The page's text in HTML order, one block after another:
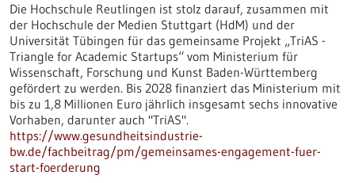
Die Hochschule Reutlingen ist stolz darauf, zusammen mit
der Hochschule der Medien Stuttgart (HdM) und der
Universität Tübingen für das gemeinsame Projekt „TriAS -
Triangle for Academic Startups“ vom Ministerium für
Wissenschaft, Forschung und Kunst Baden-Württemberg
gefördert zu werden. Bis 2028 finanziert das Ministerium mit
bis zu 1,8 Millionen Euro jährlich insgesamt sechs innovative
Vorhaben, darunter auch "TriAS".
https://www.gesundheitsindustrie-
bw.de/fachbeitrag/pm/gemeinsames-engagement-fuer-
start-foerderung